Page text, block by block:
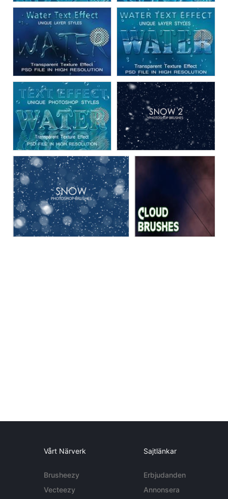
Vårt Närverk
Brusheezy
Vecteezy
Sajtlänkar
Erbjudanden
Annonsera